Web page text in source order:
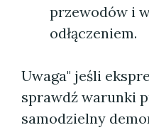
przewodów i
odłączeniem.
Uwaga" jeśli
sprawdź warunki
samodzielny